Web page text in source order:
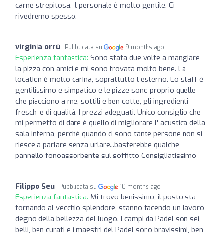
carne strepitosa. Il personale è molto gentile. Ci
rivedremo spesso.
virginia orrù Pubblicata su 9 months ago
Esperienza fantastica: Sono stata due volte a mangiare
la pizza con amici e mi sono trovata molto bene. La
location è molto carina, soprattutto l esterno. Lo staff è
gentilissimo e simpatico e le pizze sono proprio quelle
che piacciono a me, sottili e ben cotte, gli ingredienti
freschi e di qualità. I prezzi adeguati. Unico consiglio che
mi permetto di dare è quello di migliorare l' acustica della
sala interna, perché quando ci sono tante persone non si
riesce a parlare senza urlare...basterebbe qualche
pannello fonoassorbente sul soffitto Consigliatissimo
Filippo Seu Pubblicata su 10 months ago
Esperienza fantastica: Mi trovo benissimo, il posto sta
tornando al vecchio splendore, stanno facendo un lavoro
degno della bellezza del luogo. I campi da Padel son sei,
belli, ben curati e i maestri del Padel sono bravissimi, ben